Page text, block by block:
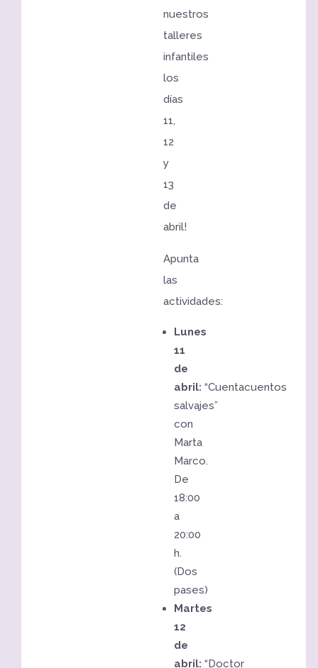
nuestros
talleres
infantiles
los
días
11,
12
y
13
de
abril!
Apunta
las
actividades:
Lunes
11
de
abril: “Cuentacuentos
salvajes”
con
Marta
Marco.
De
18:00
a
20:00
h.
(Dos
pases)
Martes
12
de
abril:“Doctor